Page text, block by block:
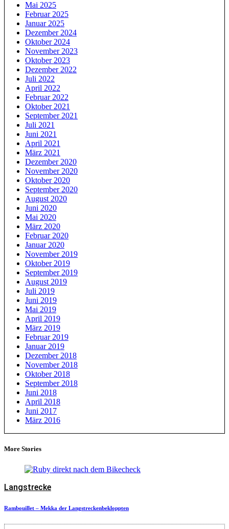
Mai 2025
Februar 2025
Januar 2025
Dezember 2024
Oktober 2024
November 2023
Oktober 2023
Dezember 2022
Juli 2022
April 2022
Februar 2022
Oktober 2021
September 2021
Juli 2021
Juni 2021
April 2021
März 2021
Dezember 2020
November 2020
Oktober 2020
September 2020
August 2020
Juni 2020
Mai 2020
März 2020
Februar 2020
Januar 2020
November 2019
Oktober 2019
September 2019
August 2019
Juli 2019
Juni 2019
Mai 2019
April 2019
März 2019
Februar 2019
Januar 2019
Dezember 2018
November 2018
Oktober 2018
September 2018
Juni 2018
April 2018
Juni 2017
März 2016
More Stories
Langstrecke
Rambouillet – Mekka der Langstreckenbekloppten